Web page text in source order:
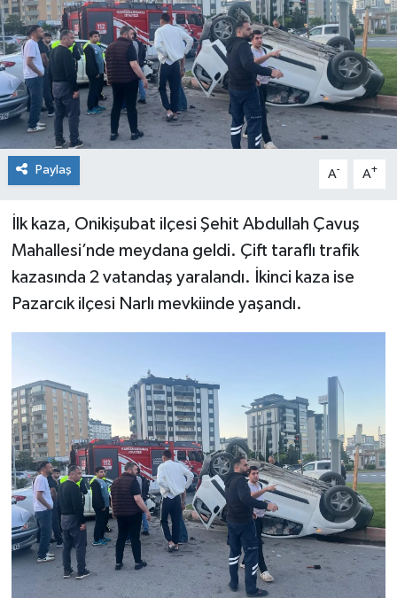
Paylaş A- A+
İlk kaza, Onikişubat ilçesi Şehit Abdullah Çavuş
Mahallesi’nde meydana geldi. Çift taraflı trafik
kazasında 2 vatandaş yaralandı. İkinci kaza ise
Pazarcık ilçesi Narlı mevkiinde yaşandı.